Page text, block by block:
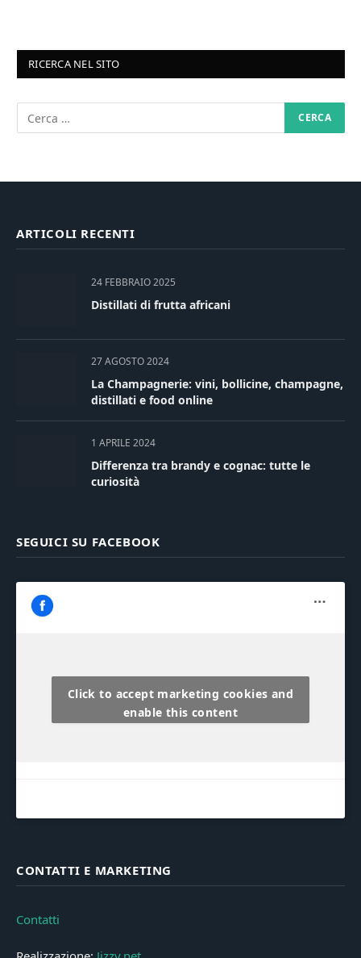
RICERCA NEL SITO
ARTICOLI RECENTI
24 FEBBRAIO 2025
Distillati di frutta africani
27 AGOSTO 2024
La Champagnerie: vini, bollicine, champagne,
distillati e food online
1 APRILE 2024
Differenza tra brandy e cognac: tutte le
curiosità
SEGUICI SU FACEBOOK
Click to accept marketing cookies and
enable this content
CONTATTI E MARKETING
Contatti